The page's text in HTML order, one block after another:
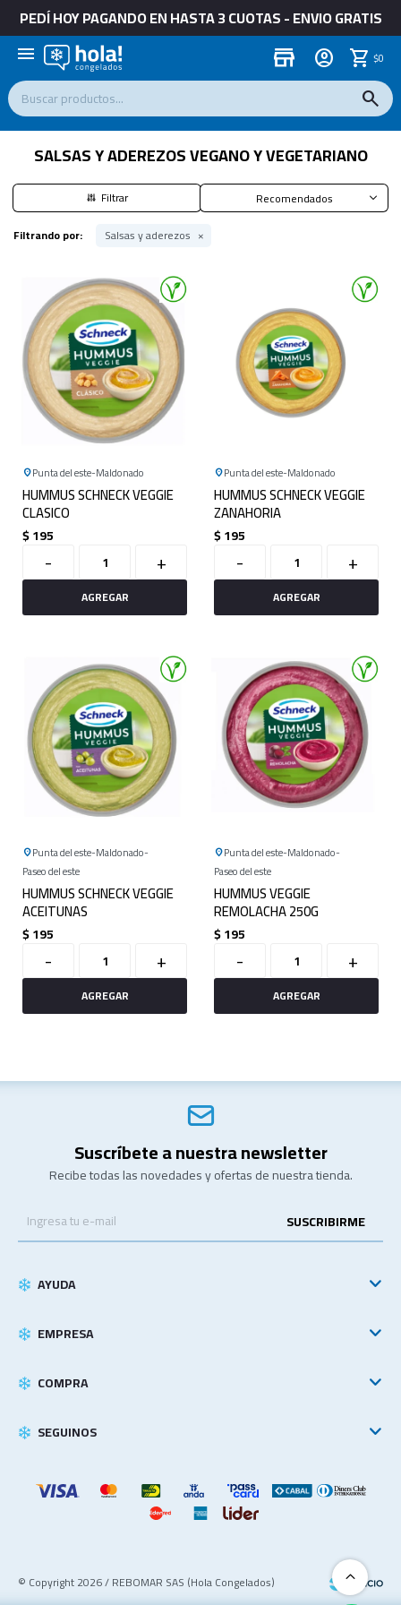
PEDÍ HOY PAGANDO EN HASTA 3 CUOTAS - ENVIO GRATIS
menu store $0
SALSAS Y ADEREZOS VEGANO Y VEGETARIANO
Recomendados
Filtrando por:
Salsas y aderezos
Punta del este Maldonado
HUMMUS SCHNECK VEGGIE
CLASICO
$195
- +
Punta del este Maldonado
HUMMUS SCHNECK VEGGIE
ZANAHORIA
$195
- +
Punta del este Maldonado
Paseo del este
HUMMUS SCHNECK VEGGIE
ACEITUNAS
$195
- +
Punta del este Maldonado
Paseo del este
HUMMUS VEGGIE
REMOLACHA 250G
$195
- +
Suscríbete a nuestra newsletter
Recibe todas las novedades y ofertas de nuestra tienda.
SUSCRIBIRME
AYUDA
EMPRESA
COMPRA
SEGUINOS
© Copyright 2026 / REBOMAR SAS (Hola Congelados)